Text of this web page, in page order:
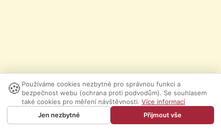
🍪 Používáme cookies nezbytné pro správnou funkci a
bezpečnost webu (ochrana proti podvodům). Se souhlasem
také cookies pro měření návštěvnosti. Více informací
Jen nezbytné
Přijmout vše